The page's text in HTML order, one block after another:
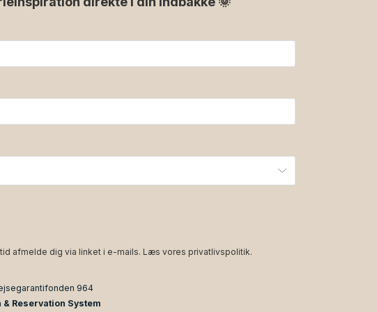
afmelde dig via linket i e-mails. Læs vores privatlivspolitik.
964
Reservation System